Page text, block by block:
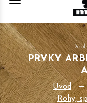
PRVKY
Úvod
Rohy,